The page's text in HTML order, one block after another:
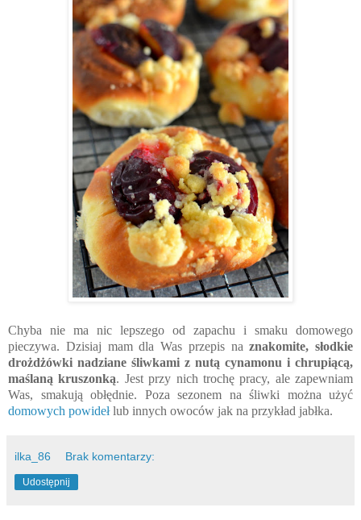
Chyba nie ma nic lepszego od zapachu i smaku domowego
pieczywa. Dzisiaj mam dla Was przepis naznakomite, słodkie
drożdżówki nadziane śliwkami z nutą cynamonu i chrupiącą,
maślaną kruszonką. Jest przy nich trochę pracy, ale zapewniam
Was, smakują obłędnie. Poza sezonem na śliwki można użyć
domowych powidełlub innych owoców jak na przykład jabłka.
ilka_86 Brak komentarzy:
Udostępnij